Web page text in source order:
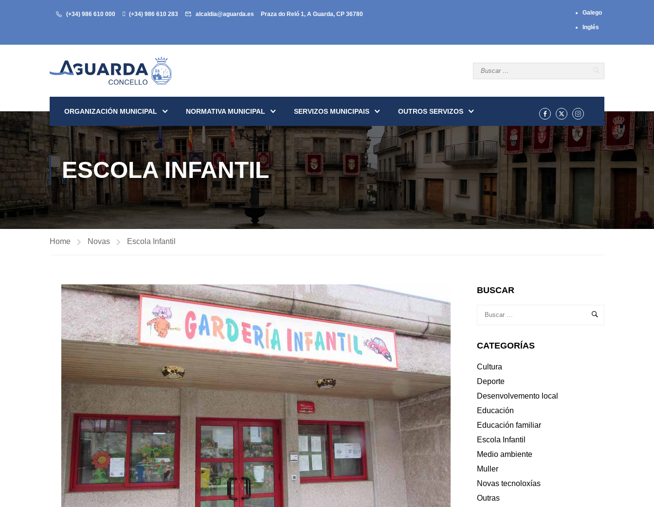
(+34) 986 610 000 (+34) 986 610 283 alcaldia@aguarda.es Praza do Reló 1, A Guarda, CP 36780 Galego
Inglés
ORGANIZACIÓN MUNICIPAL NORMATIVA MUNICIPAL SERVIZOS MUNICIPAIS OUTROS SERVIZOS
ESCOLA INFANTIL
Home Novas Escola Infantil
BUSCAR
CATEGORÍAS
Cultura
Deporte
Desenvolvemento local
Educación
Educación familiar
Escola Infantil
Medio ambiente
Muller
Novas tecnoloxías
Outras